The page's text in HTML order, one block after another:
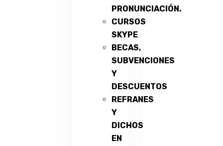
PRONUNCIACIÓN.
CURSOS
SKYPE
BECAS,
SUBVENCIONES
Y
DESCUENTOS
REFRANES
Y
DICHOS
EN